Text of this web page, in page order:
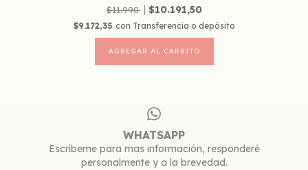
$11.990
$10.191,50
$9.172,35 con Transferencia o depósito
WHATSAPP
Escríbeme para mas información, responderé
personalmente y a la brevedad.